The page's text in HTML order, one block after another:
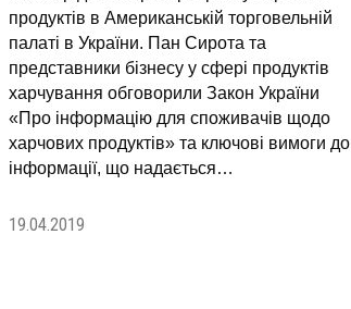
продуктів в Американській торговельній
палаті в України. Пан Сирота та
представники бізнесу у сфері продуктів
харчування обговорили Закон України
«Про інформацію для споживачів щодо
харчових продуктів» та ключові вимоги до
інформації, що надається…
19.04.2019